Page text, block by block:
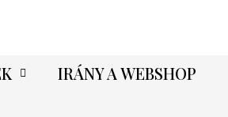
IRÁNY A WEBSHOP